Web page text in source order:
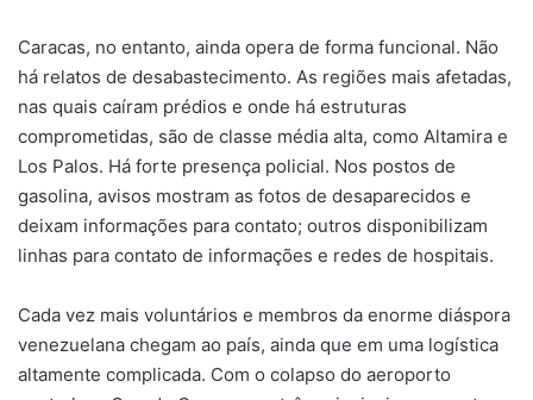
Caracas, no entanto, ainda opera de forma funcional. Não
há relatos de desabastecimento. As regiões mais afetadas,
nas quais caíram prédios e onde há estruturas
comprometidas, são de classe média alta, como Altamira e
Los Palos. Há forte presença policial. Nos postos de
gasolina, avisos mostram as fotos de desaparecidos e
deixam informações para contato; outros disponibilizam
linhas para contato de informações e redes de hospitais.
Cada vez mais voluntários e membros da enorme diáspora
venezuelana chegam ao país, ainda que em uma logística
altamente complicada. Com o colapso do aeroporto